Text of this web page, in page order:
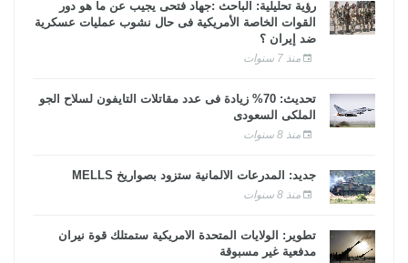
رؤية تحليلية: الباحث :جهاد فتحى يجيب عن ما هو دور
القوات الخاصة الأمريكية فى حال نشوب عمليات عسكرية
ضد إيران ؟
منذ 7 سنوات
تحديث: 70% زيادة فى عدد مقاتلات التايفون لسلاح الجو
الملكى السعودى
منذ 8 سنوات
جديد: المدرعات الألمانية ستزود بصواريخ MELLS
منذ 8 سنوات
تطوير: الولايات المتحدة الأمريكية ستمتلك قوة نيران
مدفعية غير مسبوقة